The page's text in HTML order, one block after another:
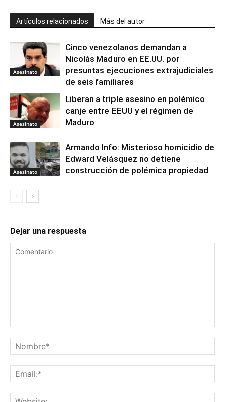
Artículos relacionados Más del autor
Asesinato
Cinco venezolanos demandan a
Nicolás Maduro en EE.UU. por
presuntas ejecuciones extrajudiciales
de seis familiares
Asesinato
Liberan a triple asesino en polémico
canje entre EEUU y el régimen de
Maduro
Asesinato
Armando Info: Misterioso homicidio de
Edward Velásquez no detiene
construcción de polémica propiedad
Dejar una respuesta